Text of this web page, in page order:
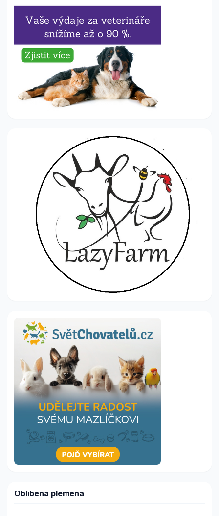
Oblíbená plemena